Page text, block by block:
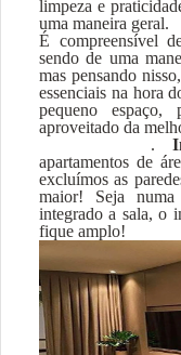
limpeza e
uma maneira geral.
É compreensível
sendo de uma
mas pensando
essenciais na hora
pequeno
aproveitado da
.
apartamentos de
excluímos as
maior! Seja
integrado a sala, o
fique amplo!